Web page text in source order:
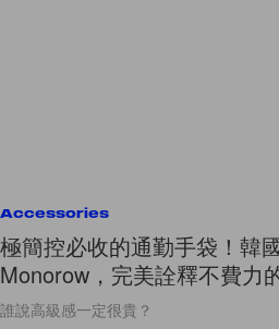
Accessories
極簡控必收的通勤手袋！韓
Monorow，完美詮釋不費力
誰說高級感一定很貴？